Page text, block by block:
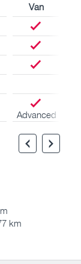
Van
Advanced
km